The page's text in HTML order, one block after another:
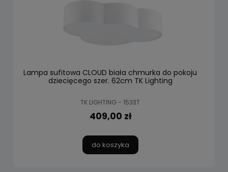
Lampa sufitowa CLOUD biała chmurka do pokoju
dziecięcego szer. 62cm TK Lighting
TK LIGHTING - 1533T
409,00 zł
do koszyka